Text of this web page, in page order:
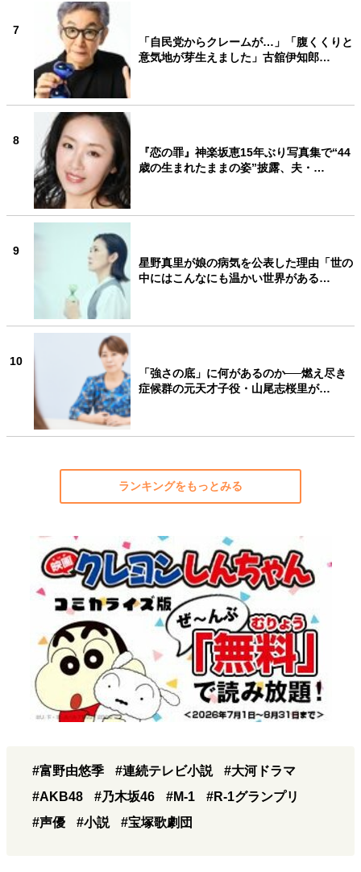
7
「自民党からクレームが…」「腹くくりと
意気地が芽生えました」古舘伊知郎…
8
『恋の罪』神楽坂恵15年ぶり写真集で“44
歳の生まれたままの姿”披露、夫・…
9
星野真里が娘の病気を公表した理由「世の
中にはこんなにも温かい世界がある…
10
「強さの底」に何があるのか──燃え尽き
症候群の元天才子役・山尾志桜里が…
ランキングをもっとみる
#富野由悠季 #連続テレビ小説
#大河ドラマ
#AKB48
#乃木坂46 #M-1
#R-1グランプリ
#声優
#小説 #宝塚歌劇団